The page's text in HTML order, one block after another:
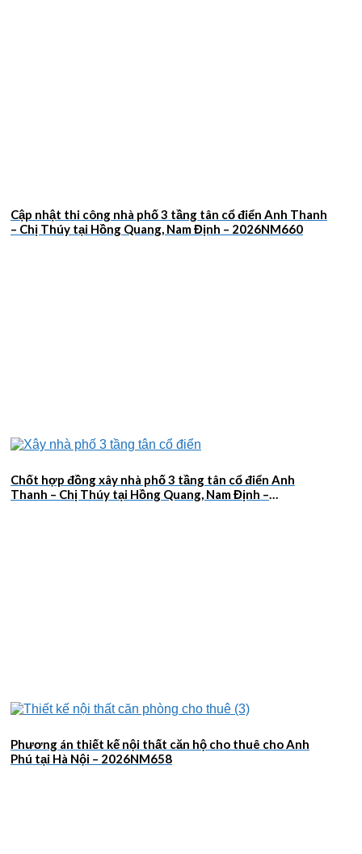
Cập nhật thi công nhà phố 3 tầng tân cổ điển Anh Thanh
– Chị Thúy tại Hồng Quang, Nam Định – 2026NM660
Chốt hợp đồng xây nhà phố 3 tầng tân cổ điển Anh
Thanh – Chị Thúy tại Hồng Quang, Nam Định –
Phương án thiết kế nội thất căn hộ cho thuê cho Anh
Phú tại Hà Nội – 2026NM658